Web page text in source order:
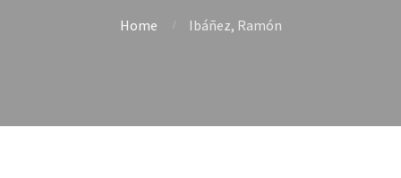
Home Ibáñez, Ramón